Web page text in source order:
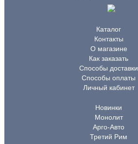
Каталог
Контакты
О магазине
Как заказать
Способы доставки
Способы оплаты
Личный кабинет
Новинки
Монолит
Арго-Авто
Третий Рим